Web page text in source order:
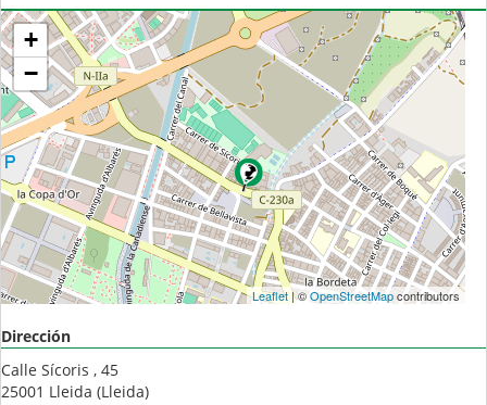
+
−
Leaflet| ©OpenStreetMapcontributors
Dirección
Calle Sícoris , 45
25001 Lleida (Lleida)